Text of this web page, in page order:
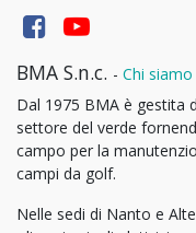
BMA S.n.c. - Chi siamo
Dal 1975 BMA è gestita
settore del verde
campo per la
campi da golf.
Nelle sedi di Nanto e